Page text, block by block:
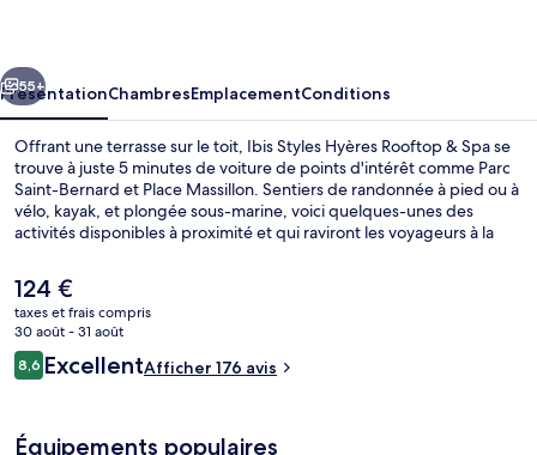
&
Spa
Suivant
55+
PrésentationChambresEmplacementConditions
Offrant une terrasse sur le toit, Ibis Styles Hyères Rooftop & Spa se
trouve à juste 5 minutes de voiture de points d'intérêt comme Parc
Saint-Bernard et Place Massillon. Sentiers de randonnée à pied ou à
vélo, kayak, et plongée sous-marine, voici quelques-unes des
activités disponibles à proximité et qui raviront les voyageurs à la
gratuits plus comme l'accès Wi-Fi, l'accès par câble à Internet et un
petit déjeuner buffet, proposé tous les jours,Parmi les avantages
offerts par cet hébergement : un bar / salon et une terrasse.
Le
prix
actuel
est
de
124 €
taxes et frais compris
30 août - 31 août
Avis
voyageurs
8,68,6 sur 10
ExcellentAfficher 176 avis
Équipements populaires